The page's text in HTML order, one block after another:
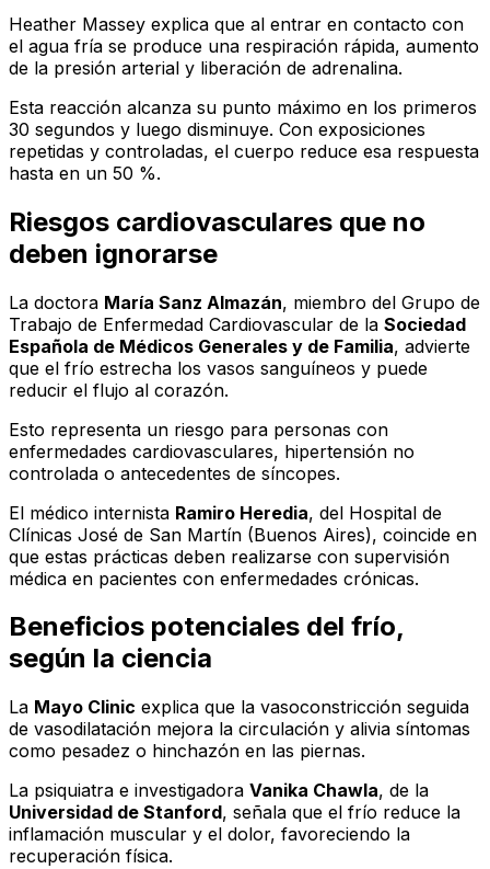
Heather Massey explica que al entrar en contacto con
el agua fría se produce una respiración rápida, aumento
de la presión arterial y liberación de adrenalina.
Esta reacción alcanza su punto máximo en los primeros
30 segundos y luego disminuye. Con exposiciones
repetidas y controladas, el cuerpo reduce esa respuesta
hasta en un 50 %.
Riesgos cardiovasculares que no
deben ignorarse
La doctora María Sanz Almazán, miembro del Grupo de
Trabajo de Enfermedad Cardiovascular de la Sociedad
Española de Médicos Generales y de Familia, advierte
que el frío estrecha los vasos sanguíneos y puede
reducir el flujo al corazón.
Esto representa un riesgo para personas con
enfermedades cardiovasculares, hipertensión no
controlada o antecedentes de síncopes.
El médico internista Ramiro Heredia, del Hospital de
Clínicas José de San Martín (Buenos Aires), coincide en
que estas prácticas deben realizarse con supervisión
médica en pacientes con enfermedades crónicas.
Beneficios potenciales del frío,
según la ciencia
La Mayo Clinic explica que la vasoconstricción seguida
de vasodilatación mejora la circulación y alivia síntomas
como pesadez o hinchazón en las piernas.
La psiquiatra e investigadora Vanika Chawla, de la
Universidad de Stanford, señala que el frío reduce la
inflamación muscular y el dolor, favoreciendo la
recuperación física.